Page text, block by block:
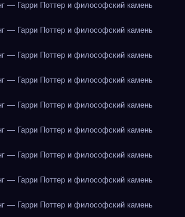
— Гарри Поттер и философский камень
— Гарри Поттер и философский камень
— Гарри Поттер и философский камень
— Гарри Поттер и философский камень
— Гарри Поттер и философский камень
— Гарри Поттер и философский камень
— Гарри Поттер и философский камень
— Гарри Поттер и философский камень
— Гарри Поттер и философский камень